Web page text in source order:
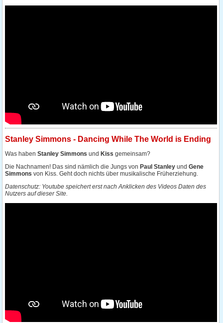
Stanley Simmons - Dancing While The World is Ending
Was haben Stanley Simmons und Kiss gemeinsam?
Die Nachnamen! Das sind nämlich die Jungs von Paul Stanleyund Gene
Simmons von Kiss. Geht doch nichts über musikalische Früherziehung.